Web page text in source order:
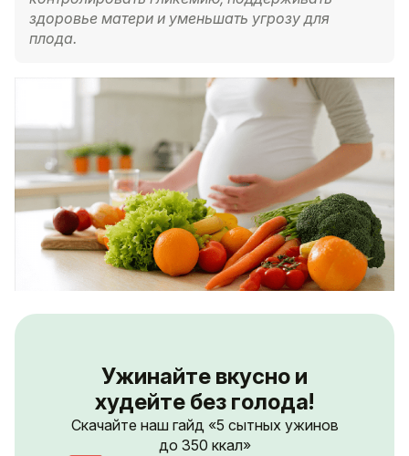
здоровье матери и уменьшать угрозу для
плода.
Ужинайте вкусно и
худейте без голода!
Скачайте наш гайд «5 сытных ужинов
до 350 ккал»